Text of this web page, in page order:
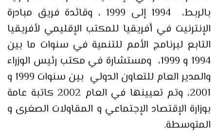
بالربط، 1994 إلى 1999 ، وقائدة فريق مبادرة
الإنترنيت في أفريقيا للمكتب الإقليمي لأفريقيا
التابع لبرنامج الأمم للتنمية في سنوات ما بين
1994 و 1999، ومستشارة في مكتب رئيس الوزراء
والمدير العام للتعاون الدولي بين سنوات 1999 و
2001، وتم تعيينها في العام 2002 كاتبة عامة
بوزارة الإقتصاد الإجتماعي و المقاولات الصغرى و
المتوسطة.